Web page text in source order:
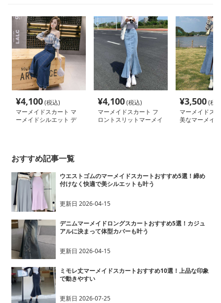
¥4,100(税込)
マーメイドスカート マ
ーメイドシルエット デ
¥4,100(税込)
マーメイドスカート フ
ロントスリットマーメイ
¥3,500(税
マーメイドス
美なマーメイ
おすすめ記事一覧
ウエストゴムのマーメイドスカートおすすめ5選！締め
付けなく快適で美シルエットも叶う
更新日 2026-04-15
デニムマーメイドロングスカートおすすめ5選！カジュ
アルに決まって体型カバーも叶う
更新日 2026-04-15
ミモレ丈マーメイドスカートおすすめ10選！上品な印象
で動きやすい
更新日 2026-07-25